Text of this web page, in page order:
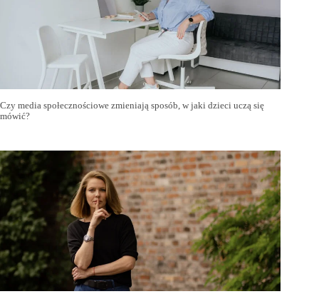
Czy media społecznościowe zmieniają sposób, w jaki dzieci uczą się
mówić?